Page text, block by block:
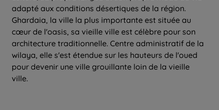
adapté aux conditions désertiques de la région.
Ghardaia, la ville la plus importante est située au
cœur de l'oasis, sa vieille ville est célèbre pour son
architecture traditionnelle. Centre administratif de la
wilaya, elle s'est étendue sur les hauteurs de l'oued
pour devenir une ville grouillante loin de la vieille
ville.